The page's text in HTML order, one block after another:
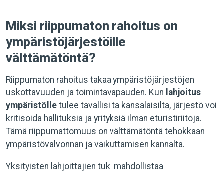
Miksi riippumaton rahoitus on
ympäristöjärjestöille
välttämätöntä?
Riippumaton rahoitus takaa ympäristöjärjestöjen
uskottavuuden ja toimintavapauden. Kun lahjoitus
ympäristölle tulee tavallisilta kansalaisilta, järjestö voi
kritisoida hallituksia ja yrityksiä ilman eturistiriitoja.
Tämä riippumattomuus on välttämätöntä tehokkaan
ympäristövalvonnan ja vaikuttamisen kannalta.
Yksityisten lahjoittajien tuki mahdollistaa